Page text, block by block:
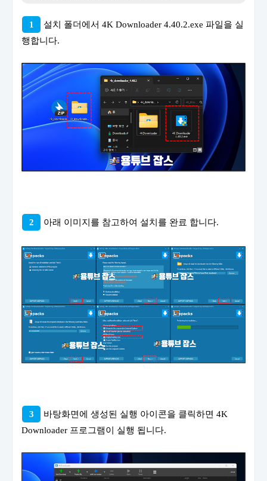
1
설치 폴더에서 4K Downloader 4.40.2.exe 파일을 실
행합니다.
2 아래 이미지를 참고하여 설치를 완료 합니다.
3
바탕화면에 생성된 실행 아이콘을 클릭하면 4K
Downloader 프로그램이 실행 됩니다.